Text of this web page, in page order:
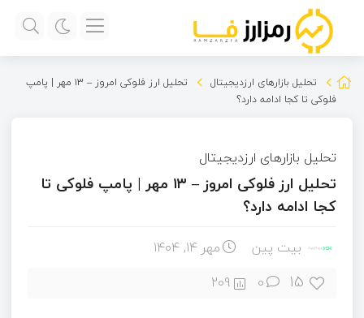
تحلیل بازارهای ارزدیجیتال
تحلیل ارز فلوکی امروز – ۱۳ مهر | پامپ
فلوکی تا کجا ادامه دارد؟
تحلیل بازارهای ارزدیجیتال
تحلیل ارز فلوکی امروز – ۱۳ مهر | پامپ فلوکی تا
کجا ادامه دارد؟
بیت پین مهر ۱۴, ۱۴۰۴
15
0
209